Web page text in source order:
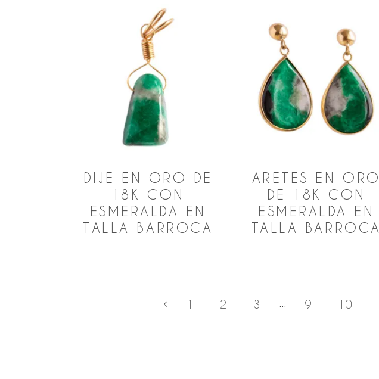
DIJE EN ORO DE
18K CON
ESMERALDA EN
TALLA BARROCA
ARETES EN ORO
DE 18K CON
ESMERALDA EN
TALLA BARROCA
1 2 3 … 9 10